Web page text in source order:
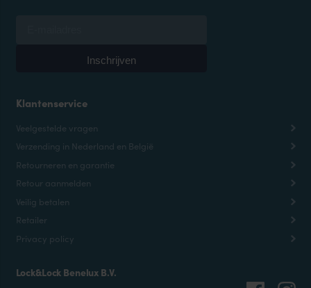
Klantenservice
Veelgestelde vragen
Verzending in Nederland en België
Retourneren en garantie
Retour aanmelden
Veilig betalen
Retailer
Privacy policy
Lock&Lock Benelux B.V.